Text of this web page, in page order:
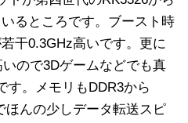
るところです。ブースト時
干0.3GHz高いです。更に
ので3Dゲームなどでも真
す。メモリもDDR3から
ほんの少しデータ転送スピ